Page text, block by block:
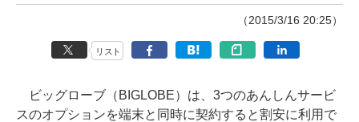
（2015/3/16 20:25）
リスト
ビッグローブ（BIGLOBE）は、3つのあんしんサービ
スのオプションを端末と同時に契約すると割安に利用で